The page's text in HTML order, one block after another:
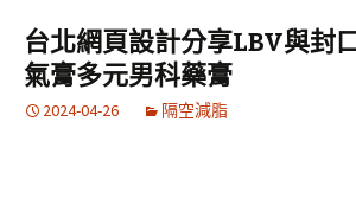
容
台北網頁設計分享LBV與封
氣膏多元男科藥膏
2024-04-26 隔空減脂